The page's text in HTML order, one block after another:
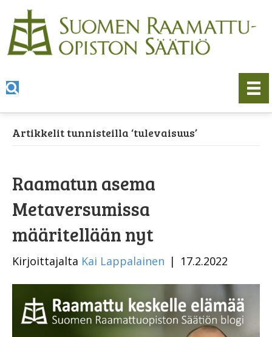
Artikkelit tunnisteilla ‘tulevaisuus’
Raamatun asema
Metaversumissa
määritellään nyt
Kirjoittajalta Kai Lappalainen | 17.2.2022